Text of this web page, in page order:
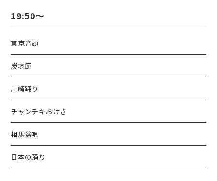
19:50～
東京音頭
炭坑節
川崎踊り
チャンチキおけさ
相馬盆唄
日本の踊り